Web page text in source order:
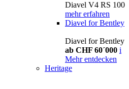
Diavel V4 RS 100
mehr erfahren
Diavel for Bentley
Diavel for Bentley
ab CHF 60´000 i
Mehr entdecken
Heritage